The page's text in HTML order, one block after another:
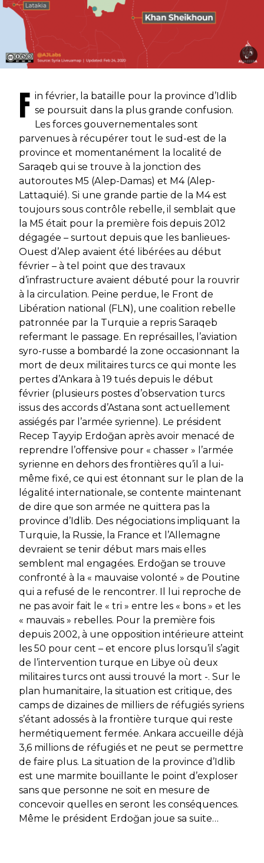
F in février, la bataille pour la province d’Idlib
se poursuit dans la plus grande confusion.
Les forces gouvernementales sont
parvenues à récupérer tout le sud-est de la
province et momentanément la localité de
Saraqeb qui se trouve à la jonction des
autoroutes M5 (Alep-Damas) et M4 (Alep-
Lattaquié). Si une grande partie de la M4 est
toujours sous contrôle rebelle, il semblait que
la M5 était pour la première fois depuis 2012
dégagée – surtout depuis que les banlieues-
Ouest d’Alep avaient été libérées au début
février – à tel point que des travaux
d’infrastructure avaient débuté pour la rouvrir
à la circulation. Peine perdue, le Front de
Libération national (FLN), une coalition rebelle
patronnée par la Turquie a repris Saraqeb
refermant le passage. En représailles, l’aviation
syro-russe a bombardé la zone occasionnant la
mort de deux militaires turcs ce qui monte les
pertes d’Ankara à 19 tués depuis le début
février (plusieurs postes d’observation turcs
issus des accords d’Astana sont actuellement
assiégés par l’armée syrienne). Le président
Recep Tayyip Erdoğan après avoir menacé de
reprendre l’offensive pour « chasser » l’armée
syrienne en dehors des frontières qu’il a lui-
même fixé, ce qui est étonnant sur le plan de la
légalité internationale, se contente maintenant
de dire que son armée ne quittera pas la
province d’Idlib. Des négociations impliquant la
Turquie, la Russie, la France et l’Allemagne
devraient se tenir début mars mais elles
semblent mal engagées. Erdoğan se trouve
confronté à la « mauvaise volonté » de Poutine
qui a refusé de le rencontrer. Il lui reproche de
ne pas avoir fait le « tri » entre les « bons » et les
« mauvais » rebelles. Pour la première fois
depuis 2002, à une opposition intérieure atteint
les 50 pour cent – et encore plus lorsqu’il s’agit
de l’intervention turque en Libye où deux
militaires turcs ont aussi trouvé la mort -. Sur le
plan humanitaire, la situation est critique, des
camps de dizaines de milliers de réfugiés syriens
s’étant adossés à la frontière turque qui reste
hermétiquement fermée. Ankara accueille déjà
3,6 millions de réfugiés et ne peut se permettre
de faire plus. La situation de la province d’Idlib
est une marmite bouillante le point d’exploser
sans que personne ne soit en mesure de
concevoir quelles en seront les conséquences.
Même le président Erdoğan joue sa suite…